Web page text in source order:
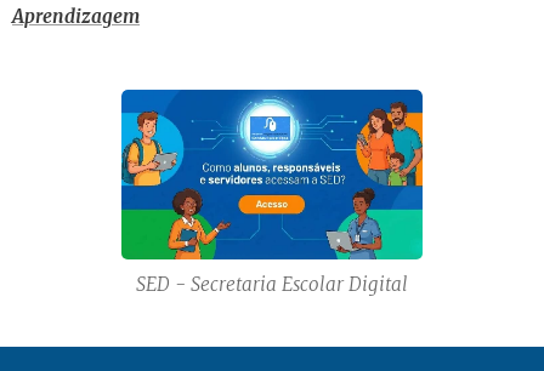
Aprendizagem
SED - Secretaria Escolar Digital